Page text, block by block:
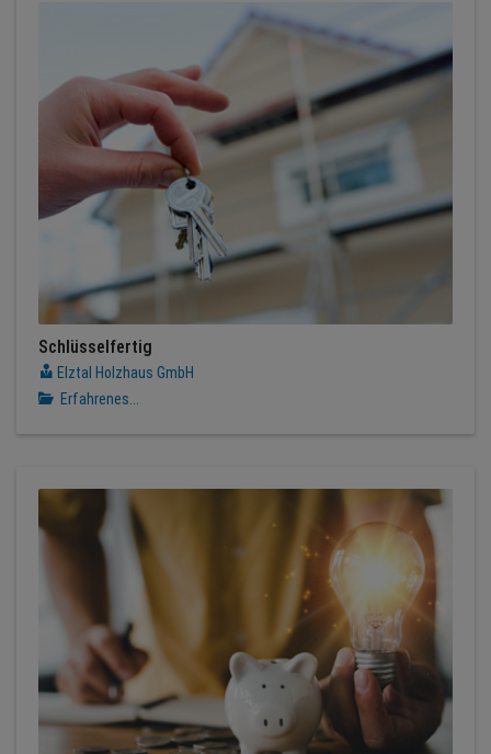
Schlüsselfertig
Elztal Holzhaus GmbH
Erfahrenes...